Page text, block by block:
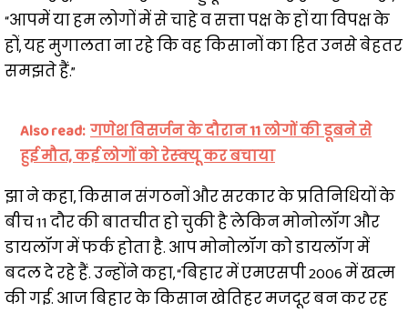
“आपमें या हम लोगों में से चाहे व सत्ता पक्ष के हों या विपक्ष के
हों, यह मुगालता ना रहे कि वह किसानों का हित उनसे बेहतर
समझते हैं.”
Also read: गणेश विसर्जन के दौरान 11 लोगों की डूबने से
हुई मौत, कई लोगों को रेस्क्यू कर बचाया
झा ने कहा, किसान संगठनों और सरकार के प्रतिनिधियों के
बीच 11 दौर की बातचीत हो चुकी है लेकिन मोनोलॉग और
डायलॉग में फर्क होता है. आप मोनोलॉग को डायलॉग में
बदल दे रहे हैं. उन्होंने कहा, “बिहार में एमएसपी 2006 में खत्म
की गई. आज बिहार के किसान खेतिहर मजदूर बन कर रह